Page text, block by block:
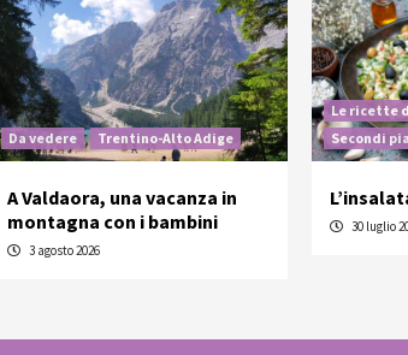
Da vedere Trentino-Alto Adige
A Valdaora, una vacanza in
montagna con i bambini
3 agosto 2026
Le ricette
Secondi
30 luglio